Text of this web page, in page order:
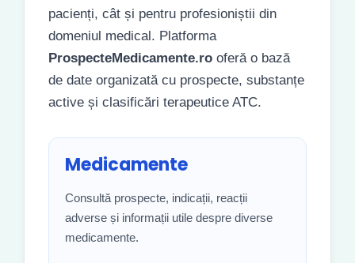
pacienți, cât și pentru profesioniștii din
domeniul medical. Platforma
ProspecteMedicamente.ro oferă o bază
de date organizată cu prospecte, substanțe
active și clasificări terapeutice ATC.
Medicamente
Consultă prospecte, indicații, reacții
adverse și informații utile despre diverse
medicamente.